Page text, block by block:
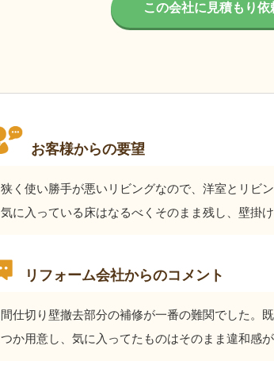
この会社に見積もり依
お客様からの要望
狭く使い勝手が悪いリビングなので、洋室とリビ
気に入っている床はなるべくそのまま残し、壁掛
リフォーム会社からのコメント
間仕切り壁撤去部分の補修が一番の難関でした。
つか用意し、気に入ってたものはそのまま違和感